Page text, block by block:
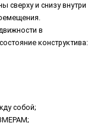
сверху и снизу внутри
в
конструктива:
собой;